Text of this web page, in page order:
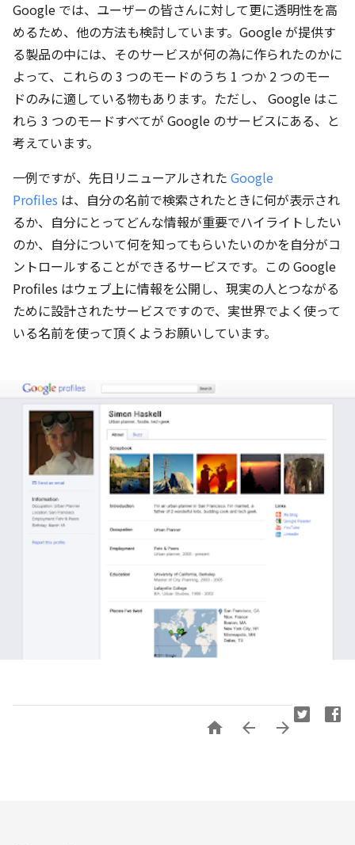
Google では、ユーザーの皆さんに対して更に透明性を高
めるため、他の方法も検討しています。Google が提供す
る製品の中には、そのサービスが何の為に作られたのかに
よって、これらの 3 つのモードのうち 1 つか 2 つのモー
ドのみに適している物もあります。ただし、 Google はこ
れら 3 つのモードすべてが Google のサービスにある、と
考えています。
一例ですが、先日リニューアルされた Google
Profiles は、自分の名前で検索されたときに何が表示され
るか、自分にとってどんな情報が重要でハイライトしたい
のか、自分について何を知ってもらいたいのかを自分がコ
ントロールすることができるサービスです。この Google
Profiles はウェブ上に情報を公開し、現実の人とつながる
ために設計されたサービスですので、実世界でよく使って
いる名前を使って頂くようお願いしています。
  